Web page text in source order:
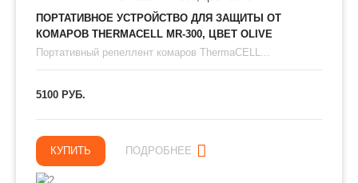
ПОРТАТИВНОЕ УСТРОЙСТВО ДЛЯ ЗАЩИТЫ ОТ
КОМАРОВ THERMAСЕLL MR-300, ЦВЕТ OLIVE
Портативный репеллент комаров ThermaCELL...
5100 РУБ.
КУПИТЬ ПОДРОБНЕЕ